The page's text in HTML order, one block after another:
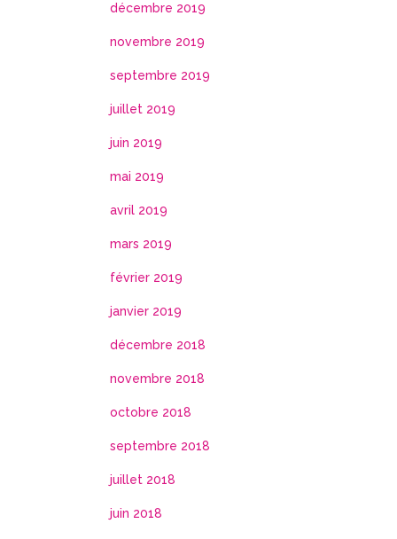
décembre 2019
novembre 2019
septembre 2019
juillet 2019
juin 2019
mai 2019
avril 2019
mars 2019
février 2019
janvier 2019
décembre 2018
novembre 2018
octobre 2018
septembre 2018
juillet 2018
juin 2018